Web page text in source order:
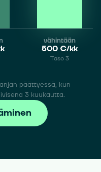
vähintään
500 €/kk
Taso 3
päättyessä, kun
3 kuukautta.